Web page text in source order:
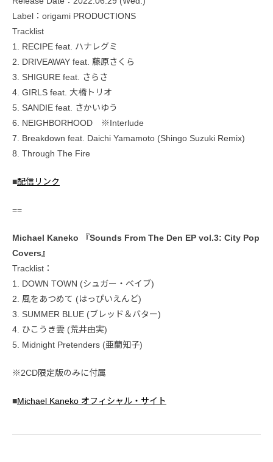
Label：origami PRODUCTIONS
Tracklist
1. RECIPE feat. ハナレグミ
2. DRIVEAWAY feat. 藤原さくら
3. SHIGURE feat. さらさ
4. GIRLS feat. 大橋トリオ
5. SANDIE feat. さかいゆう
6. NEIGHBORHOOD ※Interlude
7. Breakdown feat. Daichi Yamamoto (Shingo Suzuki Remix)
8. Through The Fire
■配信リンク
==
Michael Kaneko 『Sounds From The Den EP vol.3: City Pop
Covers』
Tracklist：
1. DOWN TOWN (シュガー・ベイブ)
2. 風をあつめて (はっぴいえんど)
3. SUMMER BLUE (ブレッド＆バター)
4. ひこうき雲 (荒井由実)
5. Midnight Pretenders (亜蘭知子)
※2CD限定版のみに付属
■Michael Kaneko オフィシャル・サイト